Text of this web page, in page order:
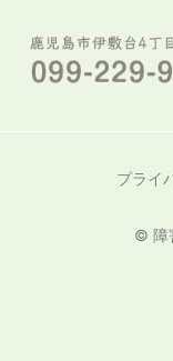
プライ
© 障